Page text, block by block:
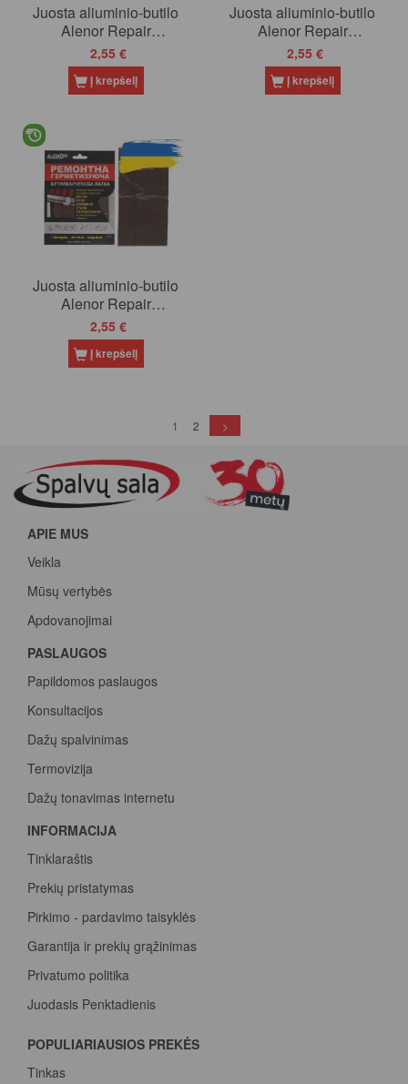
Juosta aliuminio-butilo
Alenor Repair
200x100mm (RAL7024)
(20)
2,55 €
Į krepšelį
Juosta aliuminio-butilo
Alenor Repair
200x100mm (RAL8004)
(20)
2,55 €
Į krepšelį
Juosta aliuminio-butilo
Alenor Repair
200x100mm (RAL8017)
(20)
2,55 €
Į krepšelį
1 (current)
2 >
APIE MUS
Veikla
Mūsų vertybės
Apdovanojimai
PASLAUGOS
Papildomos paslaugos
Konsultacijos
Dažų spalvinimas
Termovizija
Dažų tonavimas internetu
INFORMACIJA
Tinklaraštis
Prekių pristatymas
Pirkimo - pardavimo taisyklės
Garantija ir prekių grąžinimas
Privatumo politika
Juodasis Penktadienis
POPULIARIAUSIOS PREKĖS
Tinkas